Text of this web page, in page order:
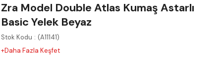
Zra Model Double Atlas Kumaş Astarlı
Basic Yelek Beyaz
Stok Kodu
(A11141)
+Daha Fazla Keşfet